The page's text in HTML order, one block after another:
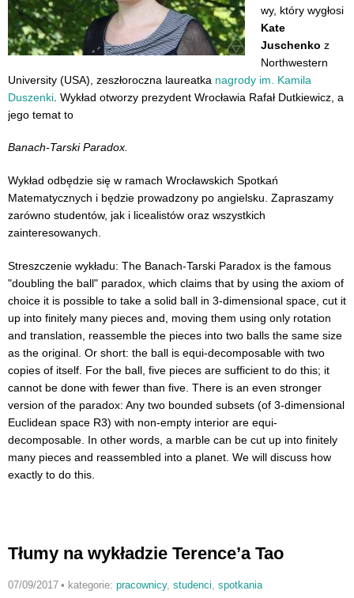
wy, który wygłosi
Kate
Juschenko z
Northwestern
University (USA), zeszłoroczna laureatka nagrody im. Kamila
Duszenki . Wykład otworzy prezydent Wrocławia Rafał Dutkiewicz, a
jego temat to
Banach-Tarski Paradox.
Wykład odbędzie się w ramach Wrocławskich Spotkań
Matematycznych i będzie prowadzony po angielsku. Zapraszamy
zarówno studentów, jak i licealistów oraz wszystkich
zainteresowanych.
Streszczenie wykładu: The Banach-Tarski Paradox is the famous
"doubling the ball" paradox, which claims that by using the axiom of
choice it is possible to take a solid ball in 3-dimensional space, cut it
up into finitely many pieces and, moving them using only rotation
and translation, reassemble the pieces into two balls the same size
as the original. Or short: the ball is equi-decomposable with two
copies of itself. For the ball, five pieces are sufficient to do this; it
cannot be done with fewer than five. There is an even stronger
version of the paradox: Any two bounded subsets (of 3-dimensional
Euclidean space R3) with non-empty interior are equi-
decomposable. In other words, a marble can be cut up into finitely
many pieces and reassembled into a planet. We will discuss how
exactly to do this.
Tłumy na wykładzie Terence’a Tao
07/09/2017 • kategorie: pracownicy, studenci, spotkania